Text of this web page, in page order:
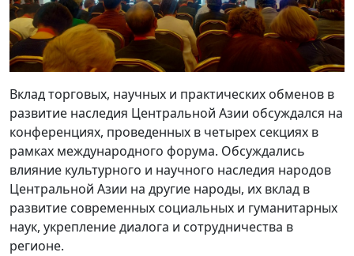
Вклад торговых, научных и практических обменов в
развитие наследия Центральной Азии обсуждался на
конференциях, проведенных в четырех секциях в
рамках международного форума. Обсуждались
влияние культурного и научного наследия народов
Центральной Азии на другие народы, их вклад в
развитие современных социальных и гуманитарных
наук, укрепление диалога и сотрудничества в
регионе.